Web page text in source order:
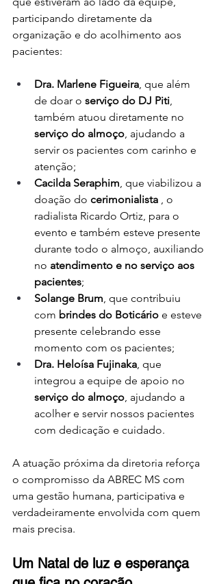
participando diretamente da
organização e do acolhimento aos
pacientes:
Dra. Marlene Figueira, que além
de doar o serviço do DJ Piti,
também atuou diretamente no
serviço do almoço, ajudando a
servir os pacientes com carinho e
atenção;
Cacilda Seraphim, que viabilizou a
doação do cerimonialista , o
radialista Ricardo Ortiz, para o
evento e também esteve presente
durante todo o almoço, auxiliando
no atendimento e no serviço aos
pacientes;
Solange Brum, que contribuiu
com brindes do Boticário e esteve
presente celebrando esse
momento com os pacientes;
Dra. Heloísa Fujinaka, que
integrou a equipe de apoio no
serviço do almoço, ajudando a
acolher e servir nossos pacientes
com dedicação e cuidado.
A atuação próxima da diretoria reforça
o compromisso da ABREC MS com
uma gestão humana, participativa e
verdadeiramente envolvida com quem
mais precisa.
Um Natal de luz e esperança